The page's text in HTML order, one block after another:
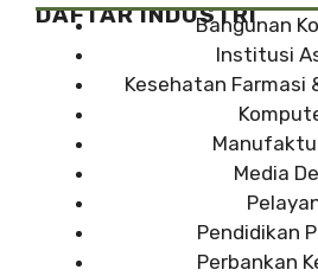
DAFTAR INDUSTRI
Bangunan
Institusi
Kesehatan Farmasi
Media
Pendidikan
Perbankan